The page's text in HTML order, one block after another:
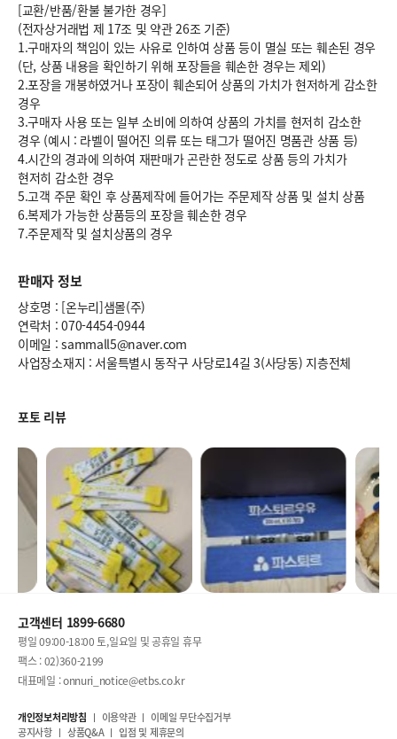
[교환/반품/환불 불가한 경우]
(전자상거래법 제 17조 및 약관 26조 기준)
1.구매자의 책임이 있는 사유로 인하여 상품 등이 멸실 또는 훼손된 경우
(단, 상품 내용을 확인하기 위해 포장들을 훼손한 경우는 제외)
2.포장을 개봉하였거나 포장이 훼손되어 상품의 가치가 현저하게 감소한
경우
3.구매자 사용 또는 일부 소비에 의하여 상품의 가치를 현저히 감소한
경우 (예시 : 라벨이 떨어진 의류 또는 태그가 떨어진 명품관 상품 등)
4.시간의 경과에 의하여 재판매가 곤란한 정도로 상품 등의 가치가
현저히 감소한 경우
5.고객 주문 확인 후 상품제작에 들어가는 주문제작 상품 및 설치 상품
6.복제가 가능한 상품등의 포장을 훼손한 경우
7.주문제작 및 설치상품의 경우
판매자 정보
상호명 : [온누리]샘몰(주)
연락처 : 070-4454-0944
이메일 : sammall5@naver.com
사업장소재지 : 서울특별시 동작구 사당로14길 3(사당동) 지층전체
포토 리뷰
고객센터 1899-6680
평일 09:00-18:00 토,일요일 및 공휴일 휴무
팩스 : 02)360-2199
대표메일 : onnuri_notice@etbs.co.kr
개인정보처리방침 이용약관
이메일 무단수집거부
공지사항
상품Q&A 입점 및 제휴문의